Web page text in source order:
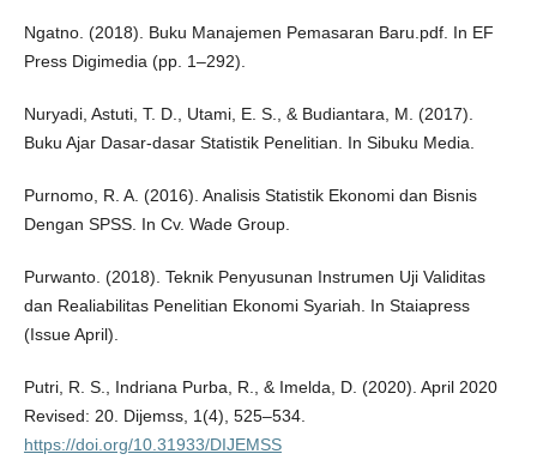
Ngatno. (2018). Buku Manajemen Pemasaran Baru.pdf. In EF
Press Digimedia (pp. 1–292).
Nuryadi, Astuti, T. D., Utami, E. S., & Budiantara, M. (2017).
Buku Ajar Dasar-dasar Statistik Penelitian. In Sibuku Media.
Purnomo, R. A. (2016). Analisis Statistik Ekonomi dan Bisnis
Dengan SPSS. In Cv. Wade Group.
Purwanto. (2018). Teknik Penyusunan Instrumen Uji Validitas
dan Realiabilitas Penelitian Ekonomi Syariah. In Staiapress
(Issue April).
Putri, R. S., Indriana Purba, R., & Imelda, D. (2020). April 2020
Revised: 20. Dijemss, 1(4), 525–534.
https://doi.org/10.31933/DIJEMSS